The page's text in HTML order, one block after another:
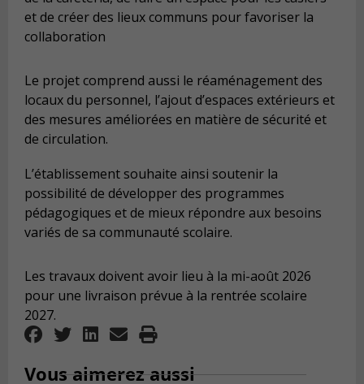
et de créer des lieux communs pour favoriser la
collaboration
Le projet comprend aussi le réaménagement des
locaux du personnel, l’ajout d’espaces extérieurs et
des mesures améliorées en matière de sécurité et
de circulation.
L’établissement souhaite ainsi soutenir la
possibilité de développer des programmes
pédagogiques et de mieux répondre aux besoins
variés de sa communauté scolaire.
Les travaux doivent avoir lieu à la mi-août 2026
pour une livraison prévue à la rentrée scolaire
2027.
Vous aimerez aussi